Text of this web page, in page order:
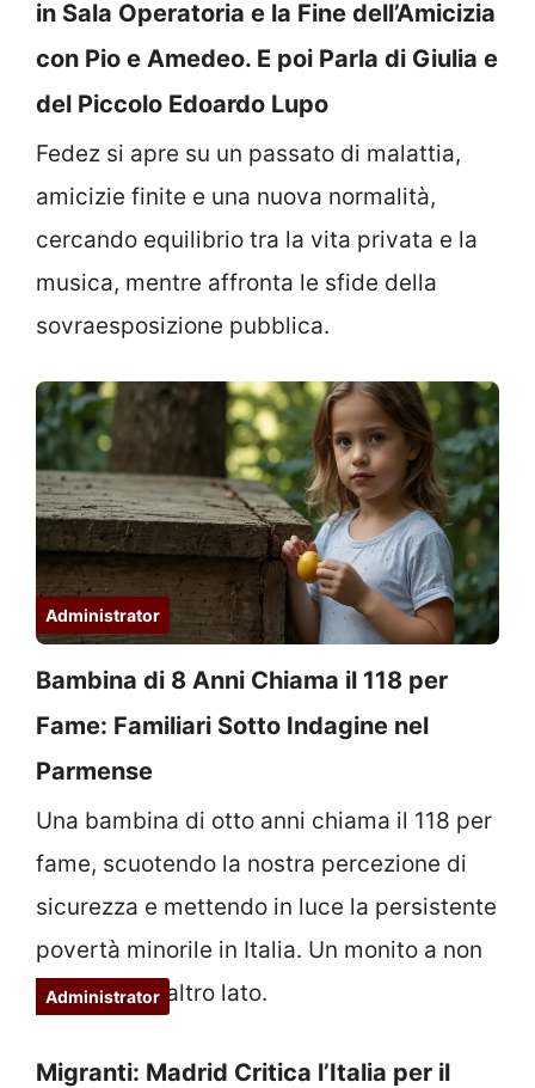
in Sala Operatoria e la Fine dell’Amicizia
con Pio e Amedeo. E poi Parla di Giulia e
del Piccolo Edoardo Lupo
Fedez si apre su un passato di malattia,
amicizie finite e una nuova normalità,
cercando equilibrio tra la vita privata e la
musica, mentre affronta le sfide della
sovraesposizione pubblica.
Administrator
Bambina di 8 Anni Chiama il 118 per
Fame: Familiari Sotto Indagine nel
Parmense
Una bambina di otto anni chiama il 118 per
fame, scuotendo la nostra percezione di
sicurezza e mettendo in luce la persistente
povertà minorile in Italia. Un monito a non
voltarci dall’altro lato.
Administrator
Migranti: Madrid Critica l’Italia per il